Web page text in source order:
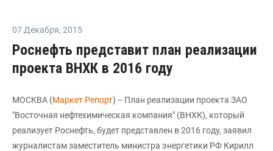
07 Декабря, 2015
Роснефть представит план реализации
проекта ВНХК в 2016 году
МОСКВА (Маркет Репорт) -- План реализации проекта ЗАО
"Восточная нефтехимическая компания" (ВНХК), который
реализует Роснефть, будет представлен в 2016 году, заявил
журналистам заместитель министра энергетики РФ Кирилл